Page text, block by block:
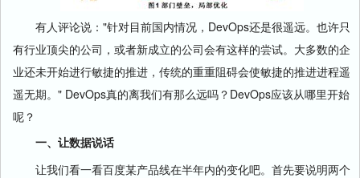
有人评论说："针对目前国内情况，DevOps还是很遥远。也许只
有行业顶尖的公司，或者新成立的公司会有这样的尝试。大多数的企
业还未开始进行敏捷的推进，传统的重重阻碍会使敏捷的推进进程遥
遥无期。" DevOps真的离我们有那么远吗？DevOps应该从哪里开始
呢？
一、让数据说话
让我们看一看百度某产品线在半年内的变化吧。首先要说明两个